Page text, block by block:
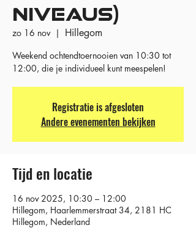
NIVEAUS)
zo 16 nov
  |
Hillegom
Weekend ochtendtoernooien van 10:30 tot
12:00, die je individueel kunt meespelen!
Registratie is afgesloten
Andere evenementen bekijken
Tijd en locatie
16 nov 2025, 10:30 – 12:00
Hillegom, Haarlemmerstraat 34, 2181 HC
Hillegom, Nederland